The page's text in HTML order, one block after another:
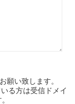
願い致します。
る方は受信ドメイ